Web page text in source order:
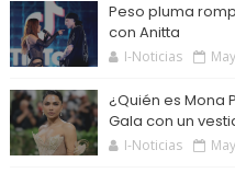
Peso pluma
con Anitta
I-Noticias
¿Quién es Mona
Gala con un
I-Noticias